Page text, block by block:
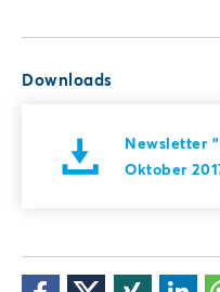
Downloads
Newsletter
Oktober